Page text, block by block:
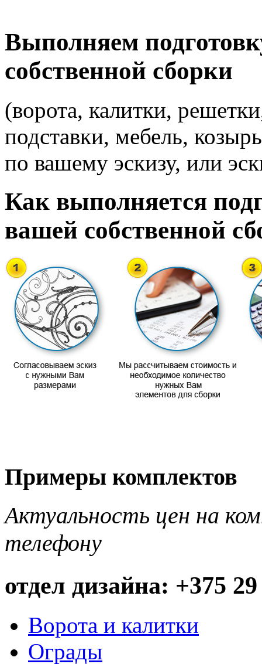
Выполняем
собственной сборки
(ворота, калитки,
подставки, мебель,
по вашему эскизу, или
Как выполняется
вашей собственной
Примеры комплектов
Актуальность цен на
телефону
отдел дизайна: +375
Ворота и калитки
Ограды